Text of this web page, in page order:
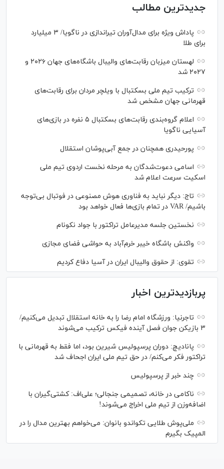
جدیدترین مطالب
پاداش ویژه برای مدال‌آوران تیراندازی در ناگویا/ ۳ میلیارد
برای طلا
لهستان میزبان رقابت‌های والیبال باشگاه‌های جهان ۲۰۲۶ و
۲۰۲۷ شد
ترکیب تیم ملی بسکتبال با ویلچر مردان برای رقابت‌های
قهرمانی جهان مشخص شد
اعلام گروه‌بندی رقابت‌های بسکتبال ۵ نفره در بازی‌های
آسیایی ناگویا
پورحیدری همچنان در جمع آبی‌پوشان استقلال
اسامی دعوت‌شدگان به مرحله نخست اردوی تیم ملی
اسکیت سرعت اعلام شد
تاج: دیگر نباید به فناوری هوش مصنوعی در فوتبال بی‌توجه
باشیم/ VAR در تمام بازی‌ها فعال خواهد بود
نخستین جلسه مدیرعامل تراکتور با جواد نکونام
واکنش باشگاه خیبر خرم‌آباد به حواشی فضای مجازی
تقوی: از حقوق والیبال ایران در آسیا دفاع کردیم
پربازدیدترین اخبار
تاجرنیا: ورزشگاه امام رضا را به خانه استقلال تبدیل می‌کنیم/
۳ بازیکن جوان فصل آینده فیکس ترکیب می‌شوند
پانادیچ: دوران پرسپولیس شیرین بود، اما فقط به قهرمانی با
تراکتور فکر می‌کنم/ در حق تیم ملی ایران اجحاف شد
چند خبر از پرسپولیس
ناکامی در خانه، تصمیمی جنجالی؛ علی‌اف: کشتی‌گیران با
اضافه‌وزن از تیم ملی اخراج می‌شوند!
ملی‌پوش‌ طلایی تکواندو بانوان: می‌خواهم بهترین مدال را در
المپیک بگیرم